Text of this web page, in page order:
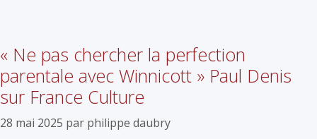
« Ne pas chercher la perfection
parentale avec Winnicott » Paul Denis
sur France Culture
28 mai 2025 par philippe daubry